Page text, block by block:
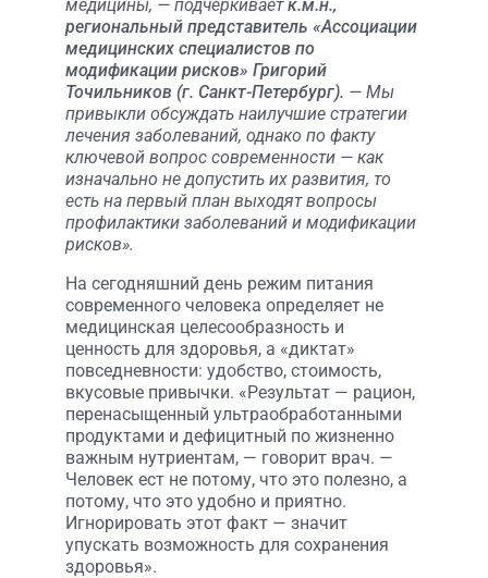
медицины, — подчеркиваетк.м.н.,
региональный представитель «Ассоциации
медицинских специалистов по
модификации рисков» Григорий
Точильников (г. Санкт-Петербург). — Мы
привыкли обсуждать наилучшие стратегии
лечения заболеваний, однако по факту
ключевой вопрос современности — как
изначально не допустить их развития, то
есть на первый план выходят вопросы
профилактики заболеваний и модификации
рисков».
На сегодняшний день режим питания
современного человека определяет не
медицинская целесообразность и
ценность для здоровья, а «диктат»
повседневности: удобство, стоимость,
вкусовые привычки. «Результат — рацион,
перенасыщенный ультраобработанными
продуктами и дефицитный по жизненно
важным нутриентам, — говорит врач. —
Человек ест не потому, что это полезно, а
потому, что это удобно и приятно.
Игнорировать этот факт — значит
упускать возможность для сохранения
здоровья».